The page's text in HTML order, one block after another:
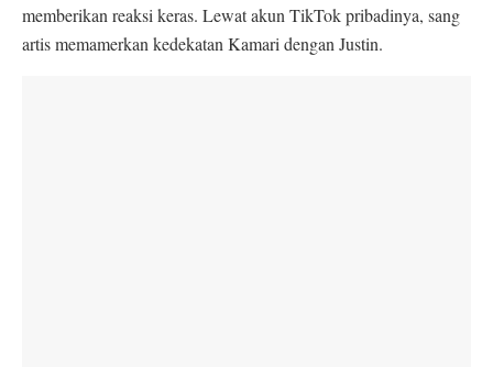
memberikan reaksi keras. Lewat akun TikTok pribadinya, sang
artis memamerkan kedekatan Kamari dengan Justin.